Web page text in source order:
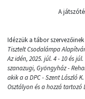
A
Idézzük a tábor szervezőinek
Tisztelt Csodalámpa
Az idén, 2025. júl. 4 - 10 és
szanazugi, Gyöngyház -
akik a a DPC - Szent László
Osztályon és a hozzá